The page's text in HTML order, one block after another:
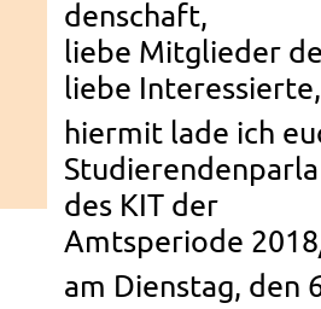
den­schaft,
liebe Mit­glie­der
liebe In­ter­es­sier­te,
hier­mit lade ich
des KIT der
Amts­pe­ri­ode
am Diens­tag, den